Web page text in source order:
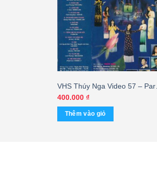
VHS Thúy Nga Video 57 – Paris
By Night 40 – Mẹ (2 Tape) – cái
400.000 ₫
Thêm vào giỏ